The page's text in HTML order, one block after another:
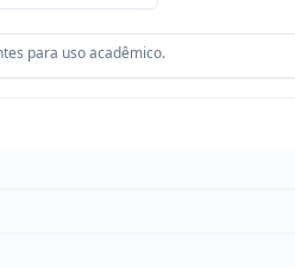
para uso acadêmico.